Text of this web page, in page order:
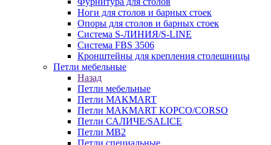
Ноги для столов и барных стоек
Опоры для столов и барных стоек
Система S-ЛИНИЯ/S-LINE
Система FBS 3506
Кронштейны для крепления столешницы
Петли мебельные
Назад
Петли мебельные
Петли MAKMART
Петли MAKMART КОРСО/CORSO
Петли САЛИЧЕ/SALICE
Петли MB2
Петли специальные